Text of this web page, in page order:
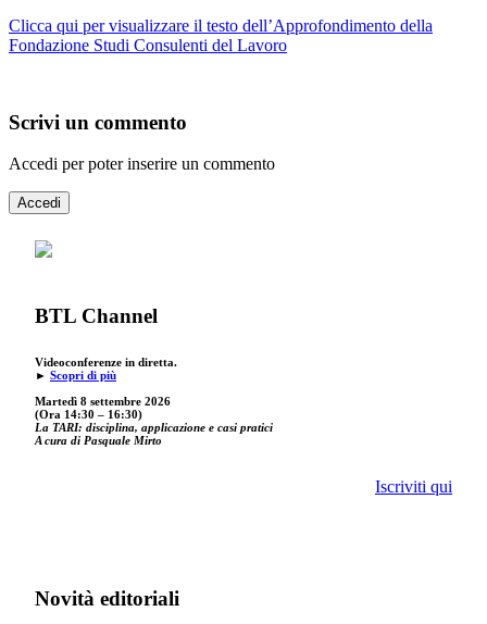
Clicca qui per visualizzare il testo dell’Approfondimento della
Fondazione Studi Consulenti del Lavoro
Scrivi un commento
Accedi per poter inserire un commento
Accedi
BTL Channel
Videoconferenze in diretta.
► Scopri di più
Martedì 8 settembre 2026
(Ora 14:30 – 16:30)
La TARI: disciplina, applicazione e casi pratici
A cura di Pasquale Mirto
Iscriviti qui
Novità editoriali